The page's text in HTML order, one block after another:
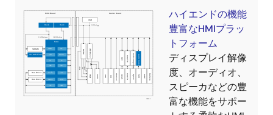
ハイエンドの機能
豊富なHMIプラッ
トフォーム
ディスプレイ解像
度、オーディオ、
スピーカなどの豊
富な機能をサポー